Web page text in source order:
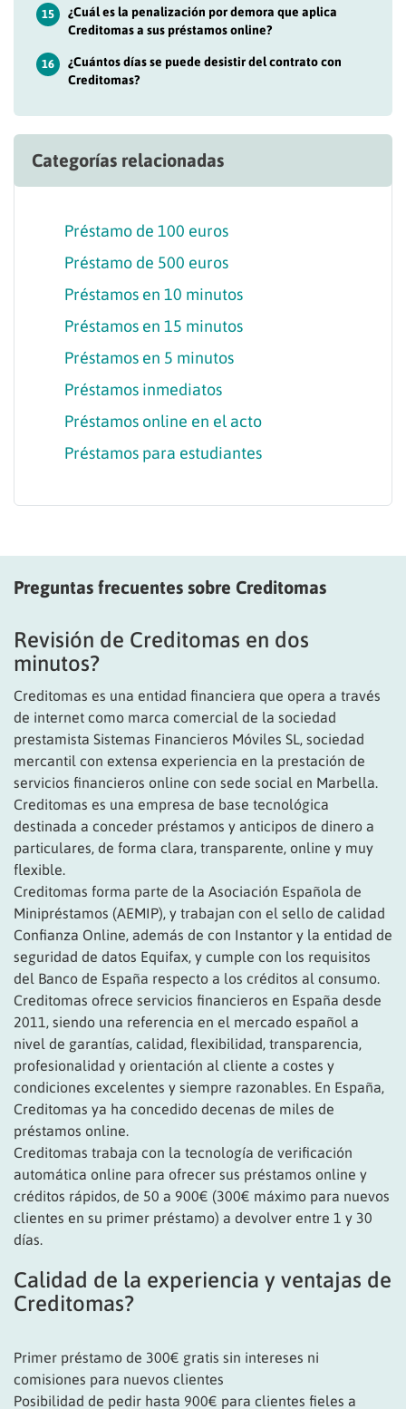
15
¿Cuál es la penalización por demora que aplica
Creditomas a sus préstamos online?
16
¿Cuántos días se puede desistir del contrato con
Creditomas?
Categorías relacionadas
Préstamo de 100 euros
Préstamo de 500 euros
Préstamos en 10 minutos
Préstamos en 15 minutos
Préstamos en 5 minutos
Préstamos inmediatos
Préstamos online en el acto
Préstamos para estudiantes
Preguntas frecuentes sobre Creditomas
Revisión de Creditomas en dos
minutos?
Creditomas es una entidad financiera que opera a través
de internet como marca comercial de la sociedad
prestamista Sistemas Financieros Móviles SL, sociedad
mercantil con extensa experiencia en la prestación de
servicios financieros online con sede social en Marbella.
Creditomas es una empresa de base tecnológica
destinada a conceder préstamos y anticipos de dinero a
particulares, de forma clara, transparente, online y muy
flexible.
Creditomas forma parte de la Asociación Española de
Minipréstamos (AEMIP), y trabajan con el sello de calidad
Confianza Online, además de con Instantor y la entidad de
seguridad de datos Equifax, y cumple con los requisitos
del Banco de España respecto a los créditos al consumo.
Creditomas ofrece servicios financieros en España desde
2011, siendo una referencia en el mercado español a
nivel de garantías, calidad, flexibilidad, transparencia,
profesionalidad y orientación al cliente a costes y
condiciones excelentes y siempre razonables. En España,
Creditomas ya ha concedido decenas de miles de
préstamos online.
Creditomas trabaja con la tecnología de verificación
automática online para ofrecer sus préstamos online y
créditos rápidos, de 50 a 900€ (300€ máximo para nuevos
clientes en su primer préstamo) a devolver entre 1 y 30
días.
Calidad de la experiencia y ventajas de
Creditomas?
Primer préstamo de 300€ gratis sin intereses ni
comisiones para nuevos clientes
Posibilidad de pedir hasta 900€ para clientes fieles a